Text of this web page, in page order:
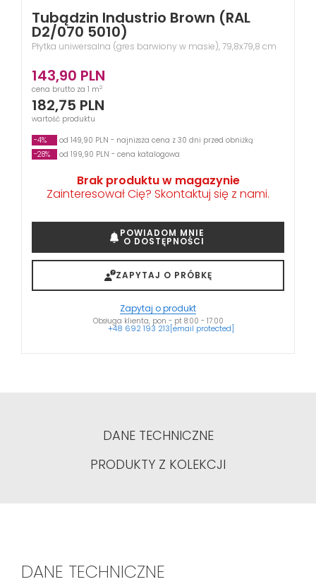
Tubądzin Industrio Brown (RAL
D2/070 5010)
Płytka uniwersalna (gres barwiony w masie), 79,8x79,8 cm
143,90 PLN
cena brutto za 1 m2
182,75 PLN
wartość produktu
-4%
od 149,90 PLN - najniższa cena z 30 dni przed obniżką
-28%
od 199,90 PLN - cena katalogowa
Brak produktu w magazynie
Zainteresował Cię? Skontaktuj się z nami.
POWIADOM MNIE
O DOSTĘPNOŚCI
ZAPYTAJ O PRÓBKĘ
Zapytaj o produkt
Obsługa klienta, pon - pt 8:00 - 17:00
+48 692 193 213[email protected]
DANE TECHNICZNE
PRODUKTY Z KOLEKCJI
DANE TECHNICZNE